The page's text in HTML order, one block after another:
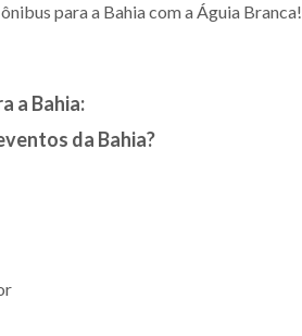
para a Bahia com a Águia Branca!
a Bahia:
da Bahia?